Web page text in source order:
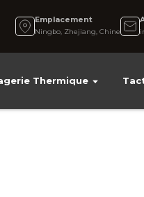
Emplacement
Ningbo, Zhejiang, Chine
Thermique